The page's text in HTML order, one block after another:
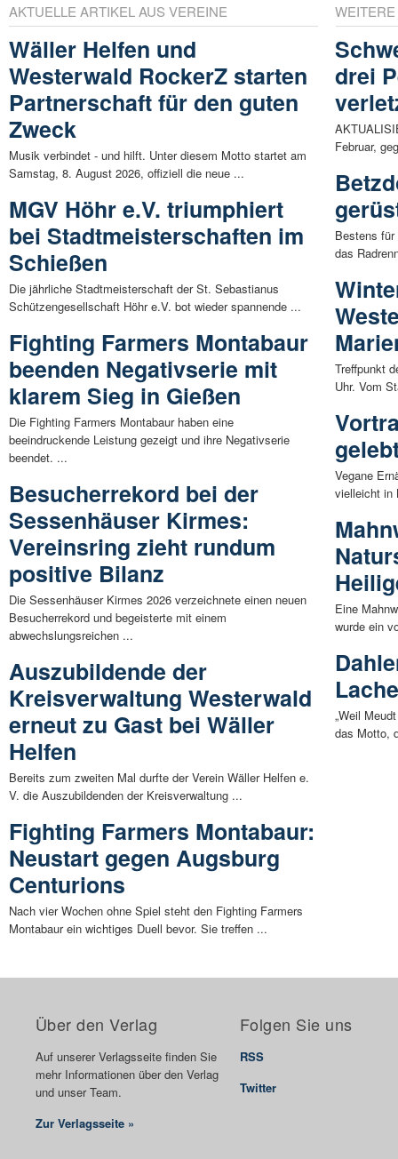
AKTUELLE ARTIKEL AUS VEREINE
Wäller Helfen und
Westerwald RockerZ starten
Partnerschaft für den guten
Zweck
Musik verbindet - und hilft. Unter diesem Motto startet am
Samstag, 8. August 2026, offiziell die neue ...
MGV Höhr e.V. triumphiert
bei Stadtmeisterschaften im
Schießen
Die jährliche Stadtmeisterschaft der St. Sebastianus
Schützengesellschaft Höhr e.V. bot wieder spannende ...
Fighting Farmers Montabaur
beenden Negativserie mit
klarem Sieg in Gießen
Die Fighting Farmers Montabaur haben eine
beeindruckende Leistung gezeigt und ihre Negativserie
beendet. ...
Besucherrekord bei der
Sessenhäuser Kirmes:
Vereinsring zieht rundum
positive Bilanz
Die Sessenhäuser Kirmes 2026 verzeichnete einen neuen
Besucherrekord und begeisterte mit einem
abwechslungsreichen ...
Auszubildende der
Kreisverwaltung Westerwald
erneut zu Gast bei Wäller
Helfen
Bereits zum zweiten Mal durfte der Verein Wäller Helfen e.
V. die Auszubildenden der Kreisverwaltung ...
Fighting Farmers Montabaur:
Neustart gegen Augsburg
Centurions
Nach vier Wochen ohne Spiel steht den Fighting Farmers
Montabaur ein wichtiges Duell bevor. Sie treffen ...
drei
Februar,
Bestens
das
Treffpunkt
Uhr. Vom
Vegane
vielleicht in
Eine
wurde ein
„Weil
das Motto,
Über den Verlag
Auf unserer Verlagsseite finden Sie
mehr Informationen über den Verlag
und unser Team.
Zur Verlagsseite »
Folgen Sie uns
RSS
Twitter